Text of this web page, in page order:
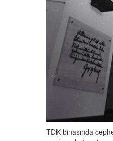
TDK binasında